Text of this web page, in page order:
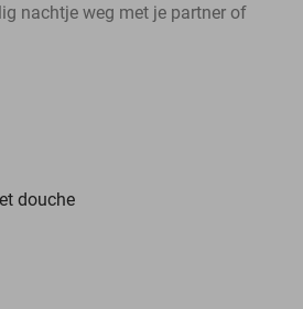
nachtje weg met je partner of
douche